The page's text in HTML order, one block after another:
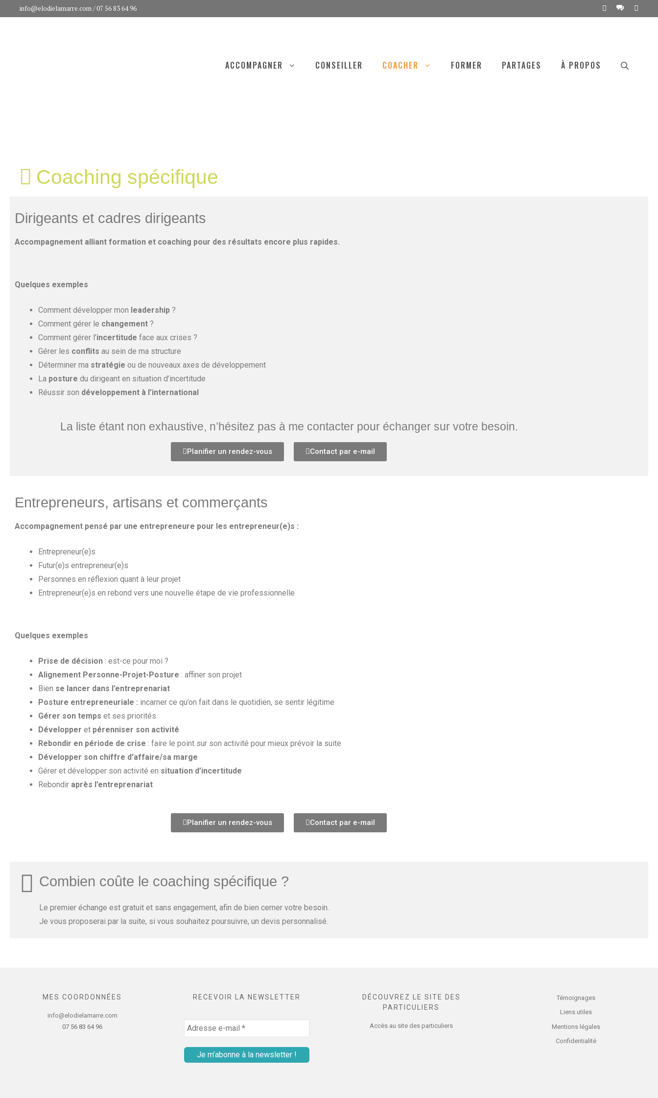
info@elodielamarre.com/ 07 56 83 64 96 Linkedin Messenger
ACCOMPAGNER CONSEILLER COACHER FORMER PARTAGES À PROPOS
Coaching spécifique
Dirigeants et cadres dirigeants
Accompagnement alliant formation et coaching pour des résultats encore plus rapides.
Quelques exemples
Comment développer mon leadership ?
Comment gérer le changement ?
Comment gérer l’incertitude face aux crises ?
Gérer les conflits au sein de ma structure
Déterminer ma stratégie ou de nouveaux axes de développement
La posture du dirigeant en situation d’incertitude
Réussir son développement à l’international
La liste étant non exhaustive, n’hésitez pas à me contacter pour échanger sur votre besoin.
Planifier un rendez-vous Contact par e-mail
Entrepreneurs, artisans et commerçants
Accompagnement pensé par une entrepreneure pour les entrepreneur(e)s :
Entrepreneur(e)s
Futur(e)s entrepreneur(e)s
Personnes en réflexion quant à leur projet
Entrepreneur(e)s en rebond vers une nouvelle étape de vie professionnelle
Quelques exemples
Prise de décision : est-ce pour moi ?
Alignement Personne-Projet-Posture : affiner son projet
Bien se lancer dans l’entreprenariat
Posture entrepreneuriale : incarner ce qu’on fait dans le quotidien, se sentir légitime
Gérer son temps et ses priorités
Développer et pérenniser son activité
Rebondir en période de crise : faire le point sur son activité pour mieux prévoir la suite
Développer son chiffre d’affaire/sa marge
Gérer et développer son activité en situation d’incertitude
Rebondir après l’entreprenariat
Planifier un rendez-vous Contact par e-mail
Combien coûte le coaching spécifique ?
Le premier échange est gratuit et sans engagement, afin de bien cerner votre besoin.
Je vous proposerai par la suite, si vous souhaitez poursuivre, un devis personnalisé.
MES COORDONNÉES
info@elodielamarre.com
07 56 83 64 96
RECEVOIR LA NEWSLETTER
DÉCOUVREZ LE SITE DES
PARTICULIERS
Accès au site des particuliers
Témoignages
Liens utiles
Mentions légales
Confidentialité